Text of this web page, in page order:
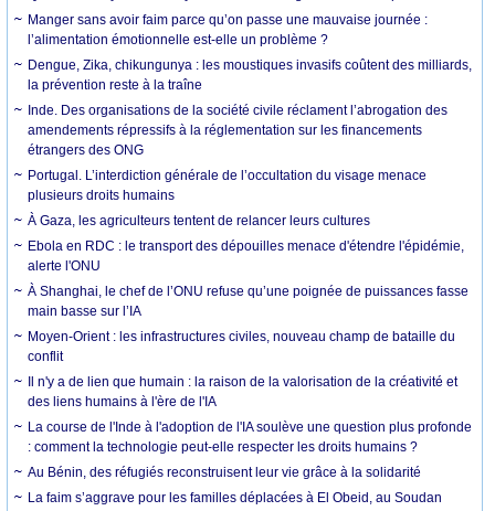
Manger sans avoir faim parce qu’on passe une mauvaise journée :
l’alimentation émotionnelle est-elle un problème ?
Dengue, Zika, chikungunya : les moustiques invasifs coûtent des milliards,
la prévention reste à la traîne
Inde. Des organisations de la société civile réclament l’abrogation des
amendements répressifs à la réglementation sur les financements
étrangers des ONG
Portugal. L’interdiction générale de l’occultation du visage menace
plusieurs droits humains
À Gaza, les agriculteurs tentent de relancer leurs cultures
Ebola en RDC : le transport des dépouilles menace d'étendre l'épidémie,
alerte l'ONU
À Shanghai, le chef de l’ONU refuse qu’une poignée de puissances fasse
main basse sur l’IA
Moyen-Orient : les infrastructures civiles, nouveau champ de bataille du
conflit
Il n'y a de lien que humain : la raison de la valorisation de la créativité et
des liens humains à l'ère de l'IA
La course de l'Inde à l'adoption de l'IA soulève une question plus profonde
: comment la technologie peut-elle respecter les droits humains ?
Au Bénin, des réfugiés reconstruisent leur vie grâce à la solidarité
La faim s’aggrave pour les familles déplacées à El Obeid, au Soudan